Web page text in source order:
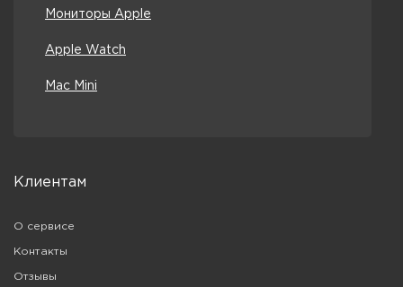
Мониторы Apple
Apple Watch
Mac Mini
Клиентам
О сервисе
Контакты
Отзывы